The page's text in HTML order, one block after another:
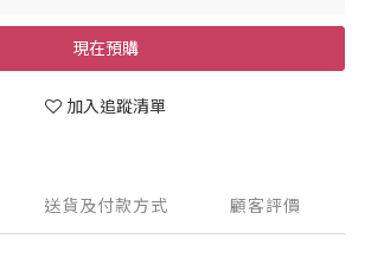
現在預購
加入追蹤清單
送貨及付款方式 顧客評價